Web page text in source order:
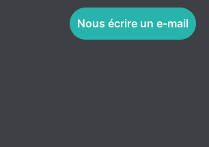
Nous écrire un e-mail